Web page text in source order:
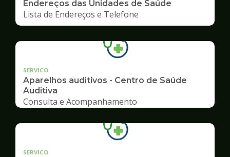
Endereços das Unidades de Saúde
Lista de Endereços e Telefone
SERVICO
Aparelhos auditivos - Centro de Saúde
Auditiva
Consulta e Acompanhamento
SERVICO